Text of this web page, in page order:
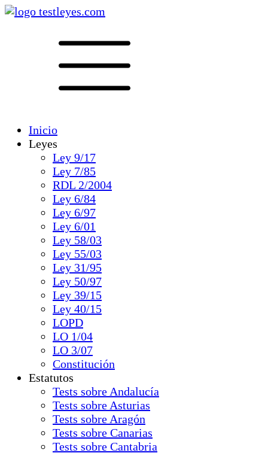
Inicio
Leyes
Ley 9/17
Ley 7/85
RDL 2/2004
Ley 6/84
Ley 6/97
Ley 6/01
Ley 58/03
Ley 55/03
Ley 31/95
Ley 50/97
Ley 39/15
Ley 40/15
LOPD
LO 1/04
LO 3/07
Constitución
Estatutos
Tests sobre Andalucía
Tests sobre Asturias
Tests sobre Aragón
Tests sobre Canarias
Tests sobre Cantabria